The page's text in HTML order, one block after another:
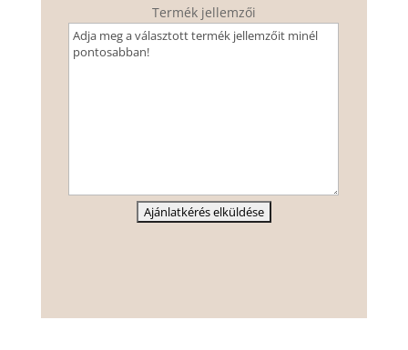
Termék jellemzői